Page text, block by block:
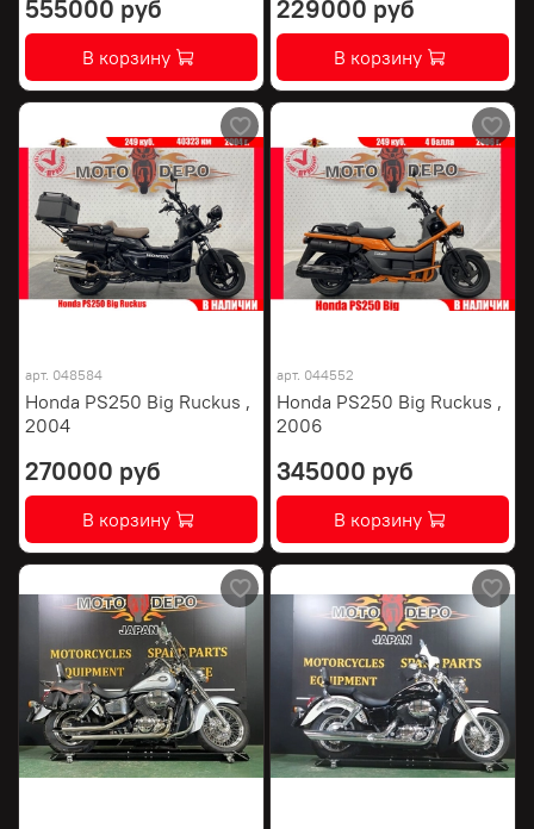
555000 руб
В корзину
229000 руб
В корзину
арт. 048584
Honda PS250 Big Ruckus ,
2004
270000 руб
В корзину
арт. 044552
Honda PS250 Big Ruckus ,
2006
345000 руб
В корзину